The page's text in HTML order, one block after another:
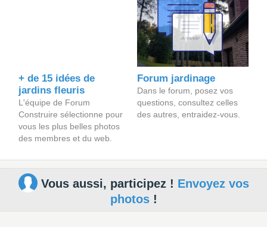
+ de 15 idées de
jardins fleuris
L'équipe de Forum
Construire sélectionne pour
vous les plus belles photos
des membres et du web.
Forum jardinage
Dans le forum, posez vos
questions, consultez celles
des autres, entraidez-vous.
Vous aussi, participez ! Envoyez vos
photos!